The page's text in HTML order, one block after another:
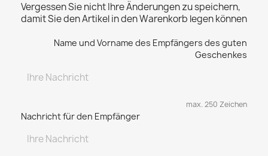
Vergessen Sie nicht Ihre Änderungen zu speichern,
damit Sie den Artikel in den Warenkorb legen können
Name und Vorname des Empfängers des guten
Geschenkes
max. 250 Zeichen
Nachricht für den Empfänger